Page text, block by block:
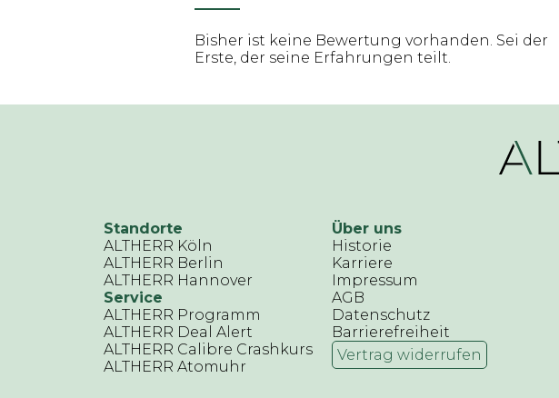
Bisher ist keine Bewertung vorhanden. Sei der
Erste, der seine Erfahrungen teilt.
Standorte
ALTHERR Köln
ALTHERR Berlin
ALTHERR Hannover
Service
ALTHERR Programm
ALTHERR Deal Alert
ALTHERR Calibre Crashkurs
ALTHERR Atomuhr
Über uns
Historie
Karriere
Impressum
AGB
Datenschutz
Barrierefreiheit
Vertrag widerrufen